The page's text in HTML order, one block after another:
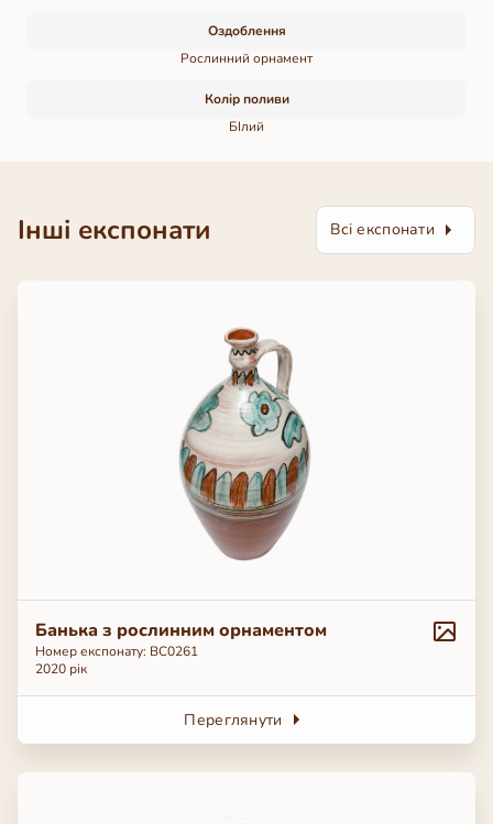
Оздоблення
Рослинний орнамент
Колір поливи
БІлий
Інші експонати Всі експонати
Банька з рослинним орнаментом
Номер експонату: ВС0261
2020 рік
Переглянути